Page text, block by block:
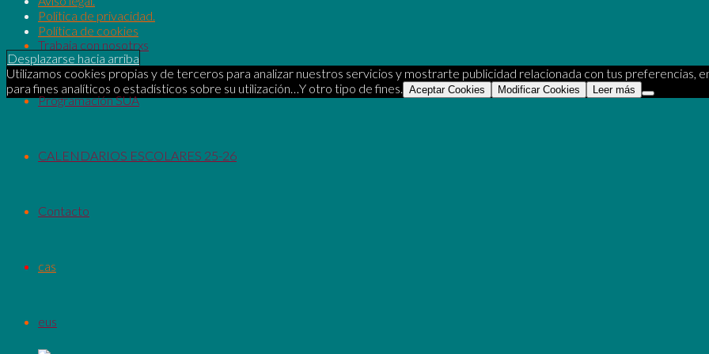
Trabaja con nosotrxs
Programación SUA
CALENDARIOS ESCOLARES 25-26
Contacto
cas
eus
Politica de privacidad.
Política de cookies
Desplazarse hacia arriba
Utilizamos cookies propias y de terceros para analizar nuestros servicios y mostrarte publicidad relacionada con tus preferencias,
para fines analíticos o estadísticos sobre su utilización…Y otro tipo de fines. Aceptar Cookies Modificar Cookies Leer más